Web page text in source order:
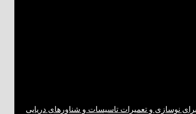
نوسازی و تعمیرات تاسیسات و شناورهای دریایی